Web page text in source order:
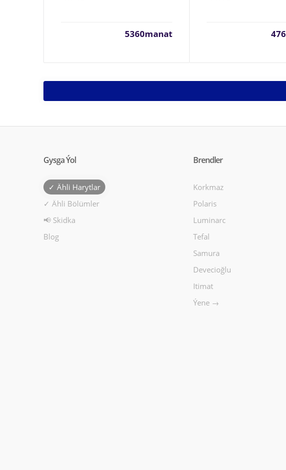
5360manat
Gysga Ýol
✓ Ähli Harytlar
✓ Ähli Bölümler
📢 Skidka
Blog
Brendler
Korkmaz
Polaris
Luminarc
Tefal
Samura
Devecioğlu
Itimat
Ýene →